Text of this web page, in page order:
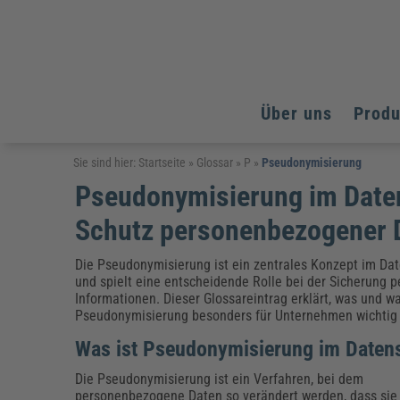
Über uns
Arbeitsschutz
Fachpublikationen & Arbeitshilfen
Arbeitssicherheit & Gesundheitsschutz
Brandschutz
Weiterbildungen (AKADEMIE HERKERT)
Arbeitsschutz & Brandschutz
Assistenz & Office-Management
Baurecht & Architektenrecht
Energieoptimiertes & klimaneutrales Bauen
Nachhaltiges Planen
Bau, Immobilien & Gebäudemanagement
Bildung und Erziehung
Fachpublikationen & Arbeitshilfen
Kinderschutz, Jugendhilfe & Inklusion
Datenschutz & IT-Recht
Datenschutz & IT-Sicherheit
Elektrosicherheit
Elektrosicherheit & Elektrotechnik
Energie und Umwelt
Fachpublikationen & Arbeitshilfen
Weiterbildungen (AKADEMIE HERKERT)
Arbeitsschutz
Bildung und Erziehung
Energie und Umwelt
Kommunales
Reisekosten und Finanzen
Arbeitsschutz
Bildung und Erziehung
Energie und Umwelt
Kommunales
Reisekosten und Finanzen
Sie sind hier: Startseite » Glossar » P » Pseudonymisierung
Pseudonymisierung im
Schutz personenbezogener
Die Pseudonymisierung ist ein zentrales Konzept im
und spielt eine entscheidende Rolle bei der Sicherung
Informationen. Dieser Glossareintrag erklärt, was und
Pseudonymisierung besonders für Unternehmen
Was ist Pseudonymisierung im
Die Pseudonymisierung ist ein Verfahren, bei dem
personenbezogene Daten so verändert werden, dass